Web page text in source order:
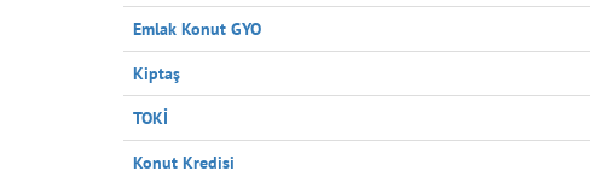
Emlak Konut GYO
Kiptaş
TOKİ
Konut Kredisi